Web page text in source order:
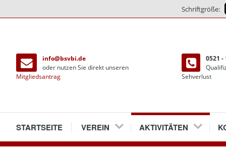
Schriftgröße:
info@bsvbi.de
oder nutzen Sie direkt unseren
Mitgliedsantrag
0521 -
Sehverlust
zum
Inhalt
1
STARTSEITE 2
VEREIN 3
AKTIVITÄTEN 4